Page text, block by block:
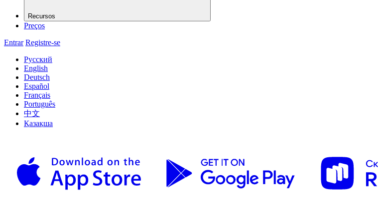
Recursos
Preços
Entrar Registre-se
Русский
English
Deutsch
Español
Français
Português
中文
Қазақша